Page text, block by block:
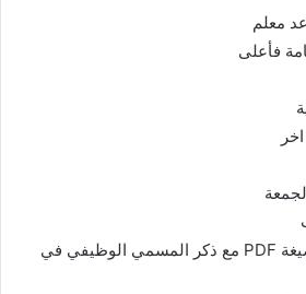
معلم
فأعلى
أرسل السيرة الذاتية بالصيغة PDF مع ذكر المسمي الوظيفي في